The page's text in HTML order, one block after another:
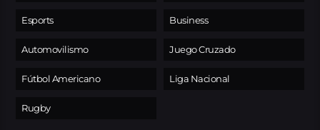
Esports
Automovilismo
Fútbol Americano
Rugby
Business
Juego Cruzado
Liga Nacional